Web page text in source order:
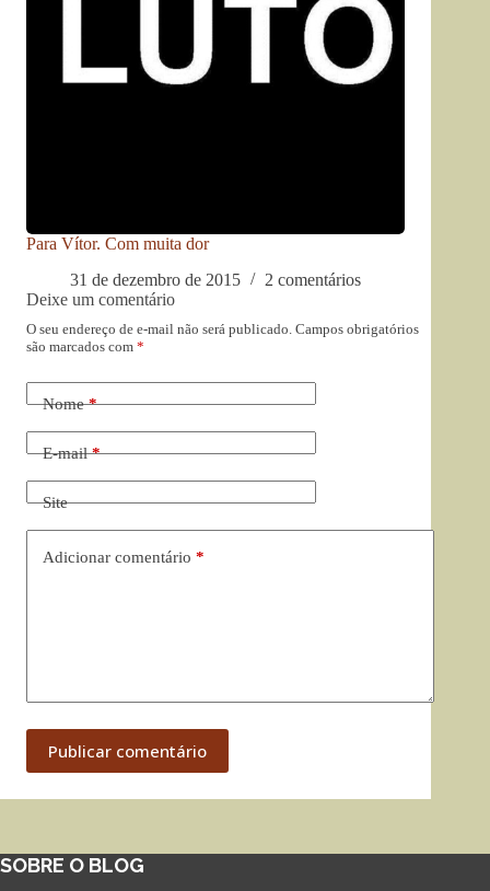
Para Vítor. Com muita dor
31 de dezembro de 2015
2 comentários
Deixe um comentário
O seu endereço de e-mail não será publicado. Campos obrigatórios
são marcados com *
Nome*
E-mail*
Site
Adicionar comentário *
Publicar comentário
SOBRE O BLOG